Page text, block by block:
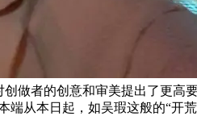
做者的创意和审美提出了更高
从本日起，如吴瑕这般的“开